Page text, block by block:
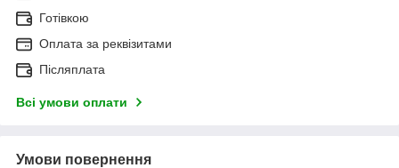
Готівкою
Оплата за реквізитами
Післяплата
Всі умови оплати
Умови повернення